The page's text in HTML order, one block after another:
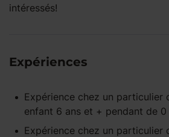
intéressés!
Expériences
Expérience chez un particulier
enfant 6 ans et + pendant de
Expérience chez un particulier